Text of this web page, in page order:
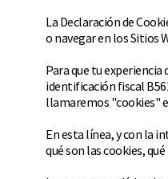
La Declaración de
o navegar en los Sitios
Para que tu
identificación fiscal
llamaremos "cookies"
En esta línea, y con la
qué son las cookies,